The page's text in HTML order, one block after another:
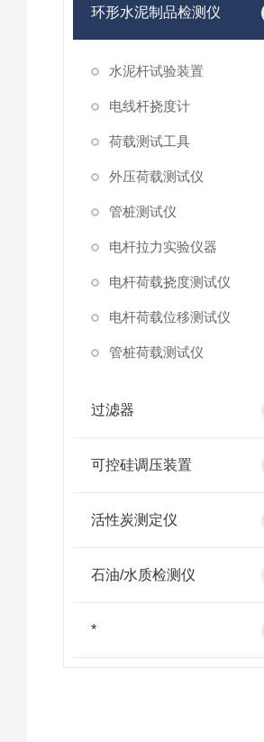
环形水泥制品检测仪
水泥杆试验装置
电线杆挠度计
荷载测试工具
外压荷载测试仪
管桩测试仪
电杆拉力实验仪器
电杆荷载挠度测试仪
电杆荷载位移测试仪
管桩荷载测试仪
过滤器
可控硅调压装置
活性炭测定仪
石油/水质检测仪
*